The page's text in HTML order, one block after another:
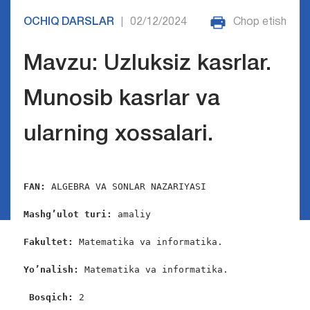
OCHIQ DARSLAR 02/12/2024 Chop etish
Mavzu: Uzluksiz kasrlar.
Munosib kasrlar va
ularning xossalari.
FAN: ALGEBRA VA SONLAR NAZARIYASI
Mashg’ulot turi: amaliy
Fakultet: Matematika va informatika.
Yo’nalish: Matematika va informatika.
Bosqich: 2